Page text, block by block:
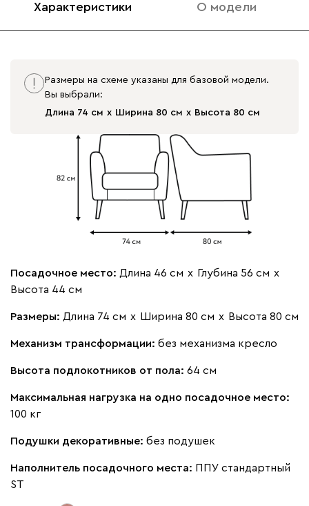
490 795 910
Ланза
Бежевый Вишневый Голубой Графит
Характеристики О модели
Размеры на схеме указаны для базовой модели.
Вы выбрали:
Длина 74 см
Ширина 80 см Высота 80 см
Посадочное место: Длина 46 см х Глубина 56 см х
Высота 44 см
Размеры: Длина 74 см х Ширина 80 см х Высота 80 см
Механизм трансформации: без механизма кресло
Высота подлокотников от пола: 64 см
Максимальная нагрузка на одно посадочное место:
100 кг
Подушки декоративные: без подушек
Наполнитель посадочного места: ППУ стандартный
ST